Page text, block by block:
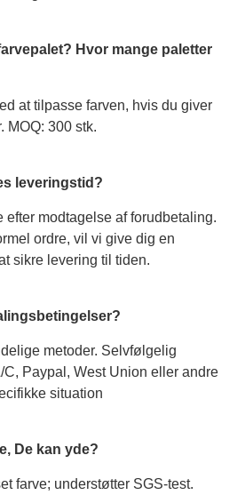
Hvor mange paletter
at tilpasse farven, hvis du giver
MOQ: 300 stk.
leveringstid?
efter modtagelse af forudbetaling.
ordre, vil vi give dig en
sikre levering til tiden.
metoder. Selvfølgelig
Paypal, West Union eller andre
situation
De kan yde?
farve; understøtter SGS-test.